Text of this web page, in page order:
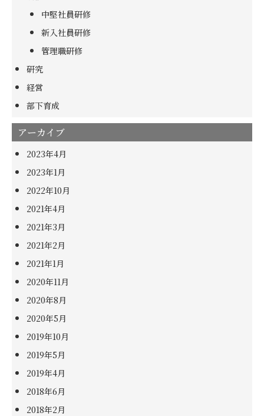
中堅社員研修
新入社員研修
管理職研修
研究
経営
部下育成
アーカイブ
2023年4月
2023年1月
2022年10月
2021年4月
2021年3月
2021年2月
2021年1月
2020年11月
2020年8月
2020年5月
2019年10月
2019年5月
2019年4月
2018年6月
2018年2月